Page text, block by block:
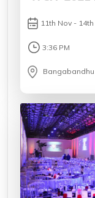
11th Nov -
3:36 PM